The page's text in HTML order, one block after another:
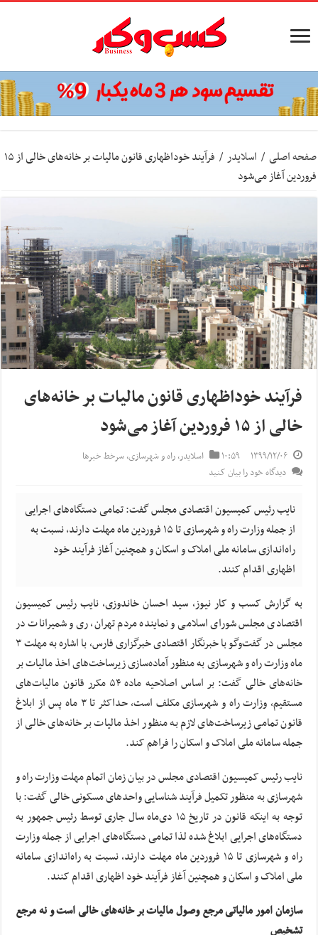
صفحه اصلی / اسلایدر /
فرآیند خوداظهاری قانون مالیات بر خانه‌های خالی از ۱۵
فروردین آغاز می‌شود
فرآیند خوداظهاری قانون مالیات بر خانه‌های
خالی از ۱۵ فروردین آغاز می‌شود
۱۳۹۹/۱۲/۰۶ ۱۰:۵۹ اسلایدر,راه و شهرسازی,سرخط خبرها
دیدگاه خود را بیان کنید
نایب رئیس کمیسیون اقتصادی مجلس گفت: تمامی دستگاه‌های اجرایی
از جمله وزارت راه و شهرسازی تا ۱۵ فروردین ماه مهلت دارند، نسبت به
راه‌اندازی سامانه ملی املاک و اسکان و همچنین آغاز فرآیند خود
اظهاری اقدام کنند.
به گزارش کسب و کار نیوز، سید احسان خاندوزی، نایب رئیس کمیسیون
اقتصادی مجلس شورای اسلامی و نماینده مردم تهران، ری و شمیرانات در
مجلس در گفت‌وگو با خبرنگار اقتصادی خبرگزاری فارس، با اشاره به مهلت ۳
ماه وزارت راه و شهرسازی به منظور آماده‌سازی زیرساخت‌های اخذ مالیات بر
خانه‌های خالی گفت: بر اساس اصلاحیه ماده ۵۴ مکرر قانون مالیات‌های
مستقیم، وزارت راه و شهرسازی مکلف است، حداکثر تا ۳ ماه پس از ابلاغ
قانون تمامی زیرساخت‌های لازم به منظور اخذ مالیات بر خانه‌های خالی از
جمله سامانه ملی املاک و اسکان را فراهم کند.
نایب رئیس کمیسیون اقتصادی مجلس در بیان زمان اتمام مهلت وزارت راه و
شهرسازی به منظور تکمیل فرآیند شناسایی واحدهای مسکونی خالی گفت: با
توجه به اینکه قانون در تاریخ ۱۵ دی‌ماه سال جاری توسط رئیس جمهور به
دستگاه‌های اجرایی ابلاغ شده لذا تمامی دستگاه‌های اجرایی از جمله وزارت
راه و شهرسازی تا ۱۵ فروردین ماه مهلت دارند، نسبت به راه‌اندازی سامانه
ملی املاک و اسکان و همچنین آغاز فرآیند خود اظهاری اقدام کنند.
سازمان امور مالیاتی مرجع وصول مالیات بر خانه‌های خالی است و نه مرجع
تشخیص